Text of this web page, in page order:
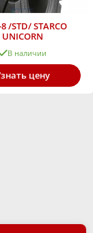
/STD/ STARCO
UNICORN
В наличии
цену